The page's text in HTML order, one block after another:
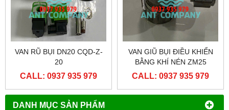
DANH MỤC SẢN PHẨM
VAN RŨ BỤI DN20 CQD-Z-
20
CALL: 0937 935 979
VAN GIŨ BỤI ĐIỀU KHIỂN
BẰNG KHÍ NÉN ZM25
CALL: 0937 935 979